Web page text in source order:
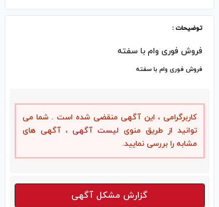
توضیحات :
فروش فوری وام با سفته
فروش فوری وام با سفته
کاربرگرامی ، این آگهی منقضی شده است . شما می
توانید از طریق منوی لیست آگهی، آگهی های
مشابه را بررسی نمایید.
گزارش مشکل آگهی